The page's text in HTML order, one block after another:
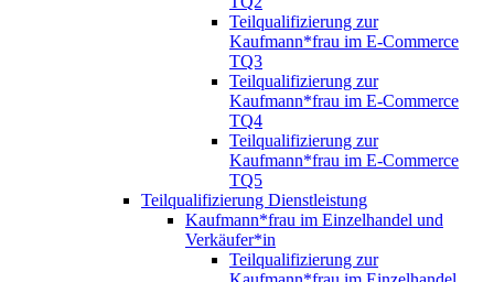
Teilqualifizierung zur
Kaufmann*frau im E-Commerce
TQ3
Teilqualifizierung zur
Kaufmann*frau im E-Commerce
TQ4
Teilqualifizierung zur
Kaufmann*frau im E-Commerce
TQ5
Teilqualifizierung Dienstleistung
Kaufmann*frau im Einzelhandel und
Verkäufer*in
Teilqualifizierung zur